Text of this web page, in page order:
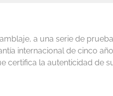
a una serie de
internacional de cinco
certifica la autenticidad de